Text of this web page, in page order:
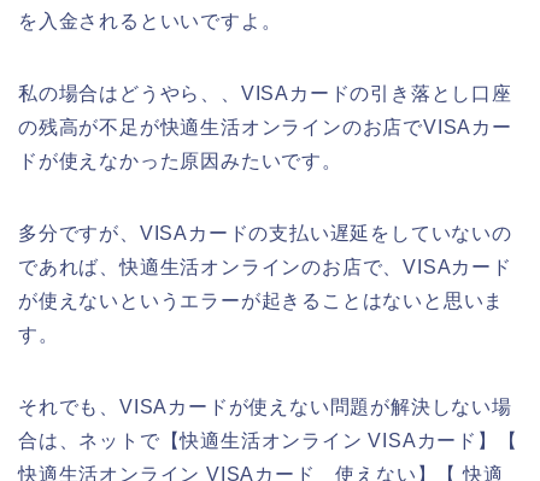
を入金されるといいですよ。
私の場合はどうやら、、VISAカードの引き落とし口座
の残高が不足が快適生活オンラインのお店でVISAカー
ドが使えなかった原因みたいです。
多分ですが、VISAカードの支払い遅延をしていないの
であれば、快適生活オンラインのお店で、VISAカード
が使えないというエラーが起きることはないと思いま
す。
それでも、VISAカードが使えない問題が解決しない場
合は、ネットで【快適生活オンライン VISAカード】【
快適生活オンライン VISAカード 使えない】【 快適